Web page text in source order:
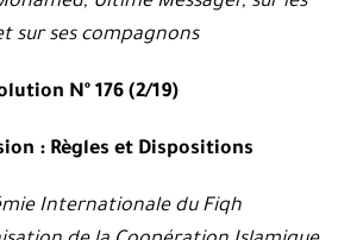
sur ses compagnons
Nº 176 (2/19)
: Règles et Dispositions
Internationale du Fiqh